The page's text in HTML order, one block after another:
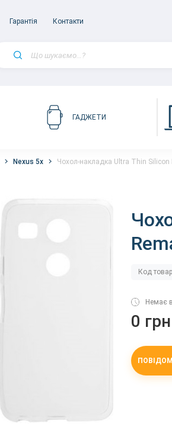
Гарантія Контакти
ГАДЖЕТИ
Nexus 5x Чохол-накладка Ultra Thin Silicon
Код
Немає
0 грн